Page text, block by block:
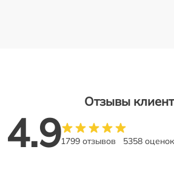
Отзывы
4.91799 отзывов 5358 оценок